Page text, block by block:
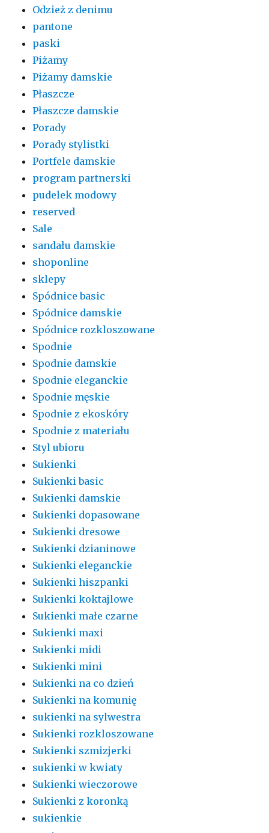
Odzież z denimu
pantone
paski
Piżamy
Piżamy damskie
Płaszcze
Płaszcze damskie
Porady
Porady stylistki
Portfele damskie
program partnerski
pudelek modowy
reserved
Sale
sandału damskie
shoponline
sklepy
Spódnice basic
Spódnice damskie
Spódnice rozkloszowane
Spodnie
Spodnie damskie
Spodnie eleganckie
Spodnie męskie
Spodnie z ekoskóry
Spodnie z materiału
Styl ubioru
Sukienki
Sukienki basic
Sukienki damskie
Sukienki dopasowane
Sukienki dresowe
Sukienki dzianinowe
Sukienki eleganckie
Sukienki hiszpanki
Sukienki koktajlowe
Sukienki małe czarne
Sukienki maxi
Sukienki midi
Sukienki mini
Sukienki na co dzień
Sukienki na komunię
sukienki na sylwestra
Sukienki rozkloszowane
Sukienki szmizjerki
sukienki w kwiaty
Sukienki wieczorowe
Sukienki z koronką
sukienkie